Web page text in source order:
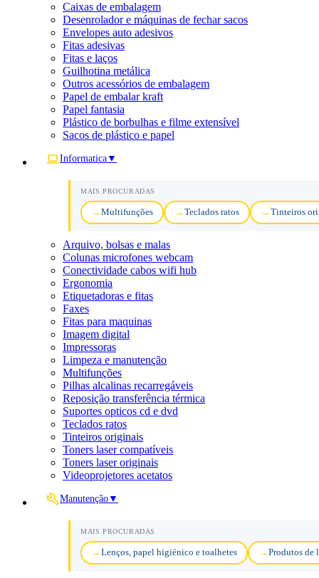
Caixas de embalagem
Desenrolador e máquinas de fechar sacos
Envelopes auto adesivos
Fitas adesivas
Fitas e laços
Guilhotina metálica
Outros acessórios de embalagem
Papel de embalar kraft
Papel fantasia
Plástico de borbulhas e filme extensível
Sacos de plástico e papel
Informatica ▼
MAIS PROCURADAS
Multifunções Teclados ratos Tinteiros
Arquivo, bolsas e malas
Colunas microfones webcam
Conectividade cabos wifi hub
Ergonomia
Etiquetadoras e fitas
Faxes
Fitas para maquinas
Imagem digital
Impressoras
Limpeza e manutenção
Multifunções
Pilhas alcalinas recarregáveis
Reposição transferência térmica
Suportes opticos cd e dvd
Teclados ratos
Tinteiros originais
Toners laser compatíveis
Toners laser originais
Videoprojetores acetatos
Manutenção ▼
MAIS PROCURADAS
Lenços, papel higiénico e toalhetes Produtos de